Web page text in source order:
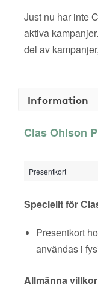
Just nu har inte
aktiva
del av
Information
Clas Ohlson
Presentkort
Speciellt för
Presentkort
användas i
Allmänna villkor